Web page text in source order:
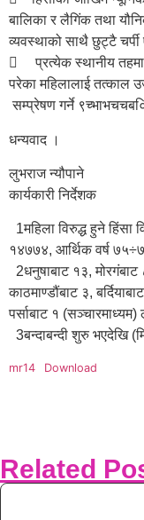
बालिका र लैगिंक तथा
व्यवस्थाको साथै छुट्टै चर्पी
 प्रत्येक स्थानीय तहमा
परेका महिलालाई तत्काल
सम्प्रेषण गर्ने
धन्यवाद ।
लुभराज न्यौपाने
कार्यकारी निर्देशक
1महिला विरुद्ध हुने हिंसा
१४७७४, आर्थिक वर्ष
2धनुषाबाट १३,
काठमाण्डौंबाट ३,
पर्साबाट १
3बन्दाबन्दी शुरु भएदेखि
mr14 Download
Related